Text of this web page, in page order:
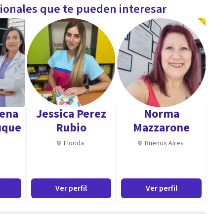
que te pueden interesar
Jessica Perez
Rubio
Florida
Ver perfil
Norma
Mazzarone
Buenos Aires
Ver perfil